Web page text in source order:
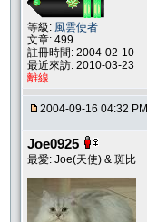
等級: 風雲使者
文章: 499
註冊時間: 2004-02-10
最近來訪: 2010-03-23
離線
2004-09-16 04:32 PM
Joe0925
最愛: Joe(天使) & 斑比